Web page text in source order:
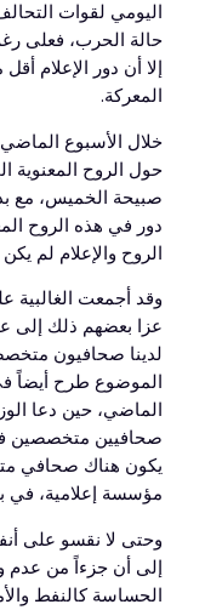
اليومي لقوات
حالة الحرب، فعلى
إلا أن دور الإعلام
المعركة.
خلال الأسبوع
حول الروح المعنوية
صبيحة الخميس، مع
دور في هذه الروح
الروح والإعلام لم
وقد أجمعت الغالبية
عزا بعضهم ذلك إلى
لدينا صحافيون
الموضوع طرح أيضاً
الماضي، حين دعا
صحافيين متخصصين
يكون هناك صحافي
مؤسسة إعلامية، في
وحتى لا نقسو على
إلى أن جزءاً من
الحساسة كالنفط